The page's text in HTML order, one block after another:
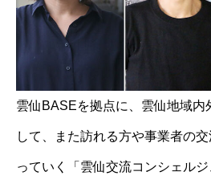
雲仙BASEを拠点に、雲仙地域内
して、また訪れる方や事業者の
っていく「雲仙交流コンシェルジ